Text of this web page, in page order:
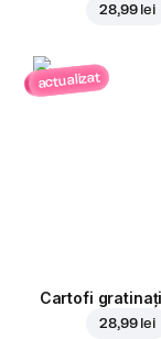
28,99 lei
actualizat
Cartofi
28,99 lei